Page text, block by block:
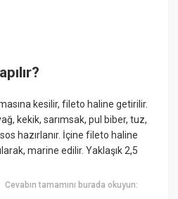
kesilir, fileto haline getirilir.
kekik, sarımsak, pul biber, tuz,
hazırlanır. İçine fileto haline
marine edilir. Yaklaşık 2,5
Cevabın tamamını burada okuyun: